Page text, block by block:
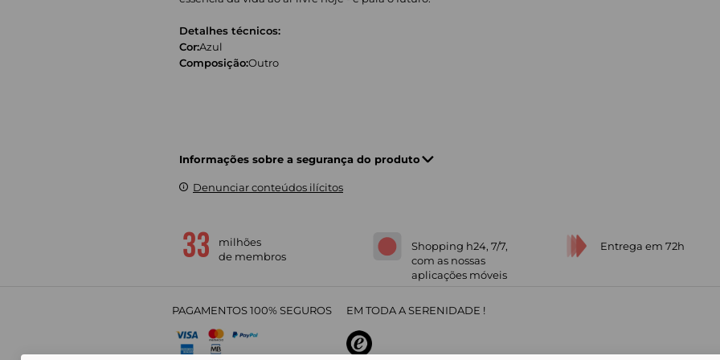
Detalhes técnicos:
Cor:Azul
Composição:Outro
Informações sobre a segurança do produto
Denunciar conteúdos ilícitos
milhões
de membros
Shopping h24, 7/7,
com as nossas
aplicações móveis
Entrega em 72h
PAGAMENTOS 100% SEGUROS EM TODA A SERENIDADE !